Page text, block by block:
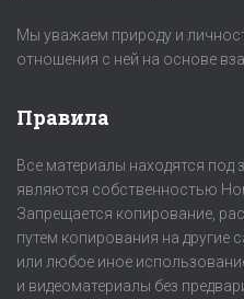
Мы уважаем природу и
отношения с ней на основе
Правила
Все материалы находятся под
являются собственностью
Запрещается копирование,
путем копирования на другие
или любое иное
и видеоматериалы без